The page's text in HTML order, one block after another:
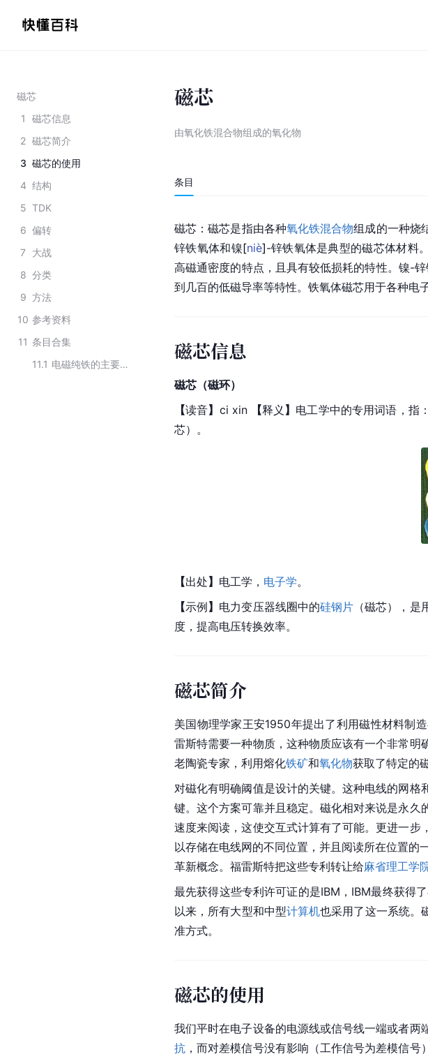
磁芯
1
磁芯信息
2 磁芯简介
3 磁芯的使用
4 结构
5 TDK
6 偏转
7
大战
8 分类
9 方法
10 参考资料
11 条目合集
11.1
电磁纯铁的主要应用场景
磁芯
由氧化铁混合物组成的氧化物
条目
磁芯：磁芯是指由各种氧化铁混合物组成的一种烧
锌铁氧体和镍[niè]-锌铁氧体是典型的磁芯体材料
高磁通密度的特点，且具有较低损耗的特性。镍-
到几百的低磁导率等特性。 铁氧体磁芯用于各种电
磁芯信息
磁芯（磁环）
【读音】 ci xin 【释义 】 电工学中的专用词语，指
芯）。
【出处】 电工学， 电子学。
【示例】 电力变压器线圈中的硅钢片 （磁芯），
度，提高电压转换效率。
磁芯简介
美国物理学家王安1950年提出了利用磁性材料制
雷斯特需要一种物质，这种物质应该有一个非常明
老陶瓷专家，利用熔化铁矿和氧化物获取了特定的
对磁化有明确阈值是设计的关键。这种电线的网
键。这个方案可靠并且稳定。磁化相对来说是永
速度来阅读，这使交互式计算有了可能。更进一
以存储在电线网的不同位置，并且阅读所在位置的
革新概念。福雷斯特把这些专利转让给麻省理工学
最先获得这些专利许可证的是IBM ，IBM最终获得
以来，所有大型和中型计算机也采用了这一系统。
准方式。
磁芯的使用
我们平时在电子设备的电源线或信号线一端或者两
抗 ，而对差模信号没有影响（工作信号为差模信号